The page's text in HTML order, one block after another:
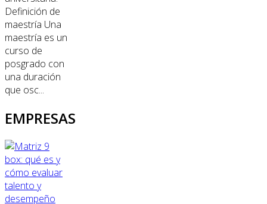
Definición de
maestría Una
maestría es un
curso de
posgrado con
una duración
que osc...
EMPRESAS